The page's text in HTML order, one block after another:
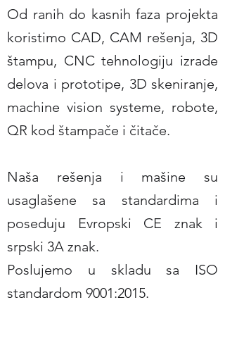
Od ranih do kasnih faza projekta
koristimo CAD, CAM rešenja, 3D
štampu, CNC tehnologiju izrade
delova i prototipe, 3D skeniranje,
machine vision systeme, robote,
QR kod štampače i čitače.
Naša rešenja i mašine su
usaglašene sa standardima i
poseduju Evropski CE znak i
srpski 3A znak.
Poslujemo u skladu sa ISO
standardom 9001:2015.